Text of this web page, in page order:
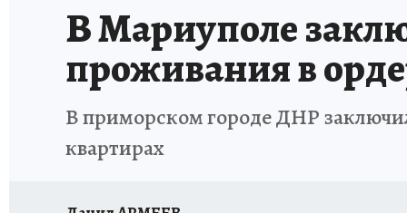
ДЕФИЦИТ ЖЕЛЕЗА
ГИД ПОТРЕБИТЕЛЯ
В Мариуполе
проживания в
В приморском городе ДНР
квартирах